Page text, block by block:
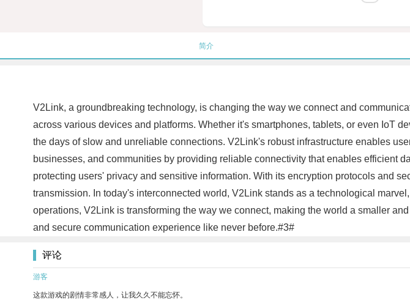
简介
V2Link, a groundbreaking technology, is changing the way we connect and
across various devices and platforms. Whether it's smartphones, tablets, or even IoT
the days of slow and unreliable connections. V2Link's robust infrastructure enables
businesses, and communities by providing reliable connectivity that enables efficient
protecting users' privacy and sensitive information. With its encryption protocols and
transmission. In today's interconnected world, V2Link stands as a technological
operations, V2Link is transforming the way we connect, making the world a smaller
and secure communication experience like never before.#3#
评论
游客
这款游戏的剧情非常感人，让我久久不能忘怀。